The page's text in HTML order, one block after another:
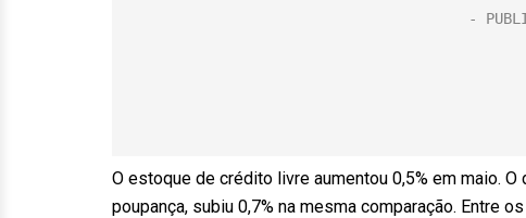
O estoque de crédito livre aumentou 0,5% em maio.
poupança, subiu 0,7% na mesma comparação.